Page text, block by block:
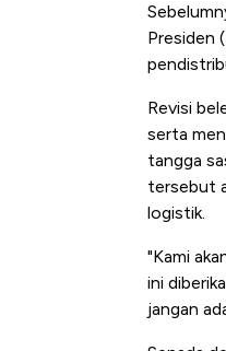
Presiden
Revisi
serta
tangga
tersebut
logistik.
"Kami
ini
jangan